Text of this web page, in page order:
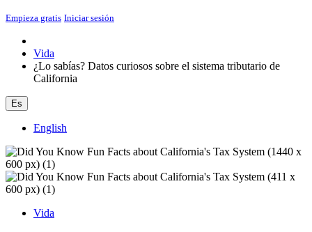
Empieza gratis Iniciar sesión
Vida
¿Lo sabías? Datos curiosos sobre el sistema tributario de
California
Es
English
Vida